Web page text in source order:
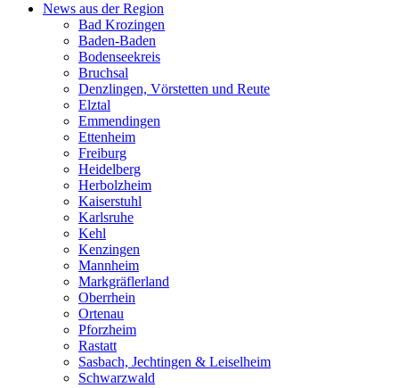
News aus der Region
Bad Krozingen
Baden-Baden
Bodenseekreis
Bruchsal
Denzlingen, Vörstetten und Reute
Elztal
Emmendingen
Ettenheim
Freiburg
Heidelberg
Herbolzheim
Kaiserstuhl
Karlsruhe
Kehl
Kenzingen
Mannheim
Markgräflerland
Oberrhein
Ortenau
Pforzheim
Rastatt
Sasbach, Jechtingen & Leiselheim
Schwarzwald